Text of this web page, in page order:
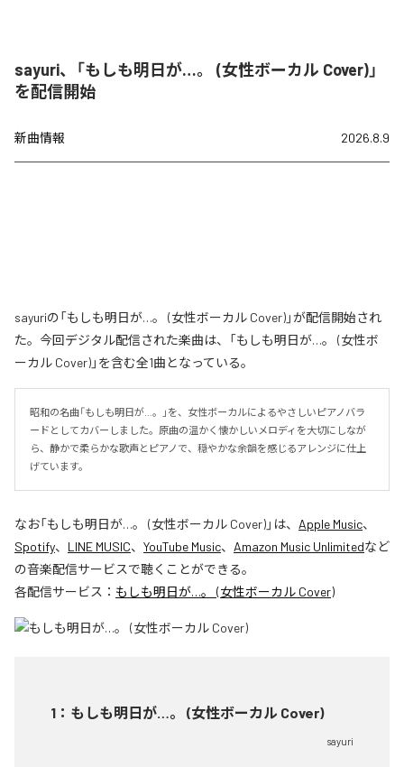
sayuri、「もしも明日が…。 (女性ボーカル Cover)」
を配信開始
新曲情報 2026.8.9
sayuriの「もしも明日が…。 (女性ボーカル Cover)」が配信開始され
た。今回デジタル配信された楽曲は、「もしも明日が…。 (女性ボ
ーカル Cover)」を含む全1曲となっている。
昭和の名曲「もしも明日が…。」を、女性ボーカルによるやさしいピアノバラ
ードとしてカバーしました。原曲の温かく懐かしいメロディを大切にしなが
ら、静かで柔らかな歌声とピアノで、穏やかな余韻を感じるアレンジに仕上
げています。
なお「もしも明日が…。 (女性ボーカル Cover)」は、 Apple Music、
Spotify、 LINE MUSIC、 YouTube Music、 Amazon Music Unlimitedなど
の音楽配信サービスで聴くことができる。
各配信サービス： もしも明日が…。 (女性ボーカル Cover)
1 ： もしも明日が…。 (女性ボーカル Cover)
sayuri